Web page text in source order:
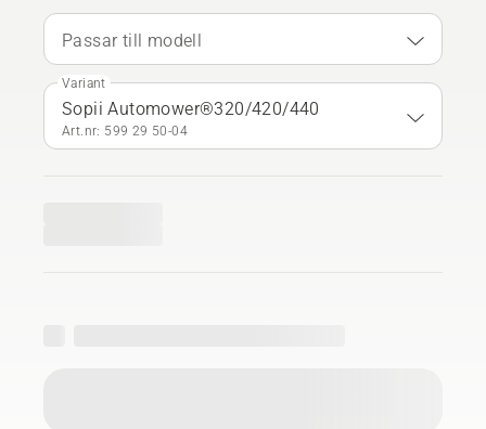
Passar till modell
Variant
Sopii Automower®320/420/440
Art.nr: 599 29 50‑04